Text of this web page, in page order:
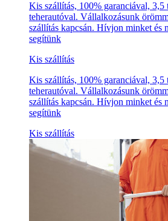
Kis szállítás, 100% garanciával, 3,5
teherautóval. Vállalkozásunk
szállítás kapcsán. Hívjon minket és
segítünk
Kis szállítás
Kis szállítás, 100% garanciával, 3,5
teherautóval. Vállalkozásunk
szállítás kapcsán. Hívjon minket és
segítünk
Kis szállítás